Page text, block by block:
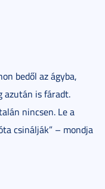
bedől az ágyba,
azután is fáradt.
nincsen. Le a
csinálják” – mondja